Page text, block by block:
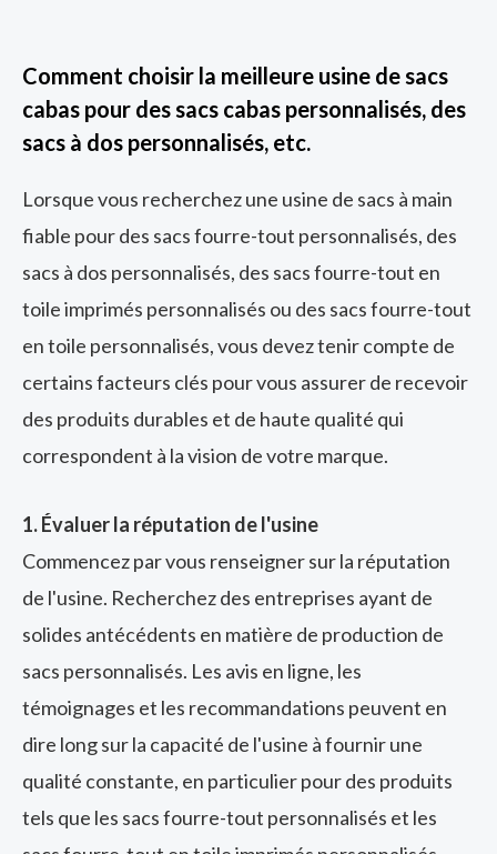
Comment choisir la meilleure usine de sacs
cabas pour des sacs cabas personnalisés, des
sacs à dos personnalisés, etc.
Lorsque vous recherchez une usine de sacs à main
fiable pour des sacs fourre-tout personnalisés, des
sacs à dos personnalisés, des sacs fourre-tout en
toile imprimés personnalisés ou des sacs fourre-tout
en toile personnalisés, vous devez tenir compte de
certains facteurs clés pour vous assurer de recevoir
des produits durables et de haute qualité qui
correspondent à la vision de votre marque.
1. Évaluer la réputation de l'usine
Commencez par vous renseigner sur la réputation
de l'usine. Recherchez des entreprises ayant de
solides antécédents en matière de production de
sacs personnalisés. Les avis en ligne, les
témoignages et les recommandations peuvent en
dire long sur la capacité de l'usine à fournir une
qualité constante, en particulier pour des produits
tels que les sacs fourre-tout personnalisés et les